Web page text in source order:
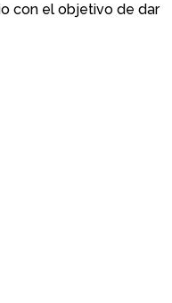
con el objetivo de dar